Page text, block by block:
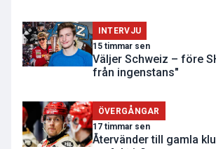
INTERVJU
15 timmar sen
Väljer Schweiz – före
från ingenstans"
ÖVERGÅNGAR
17 timmar sen
Återvänder till gamla